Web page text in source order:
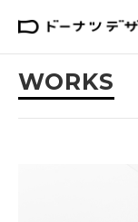
WORKS